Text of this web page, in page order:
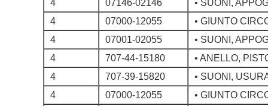
4 07146-02146
• SUONI,
4
07000-12055
• GIUNTO
4
07001-02055
• SUONI,
4
707-44-15180
• ANELLO,
4
707-39-15820
• SUONI,
4
07000-12055
• GIUNTO